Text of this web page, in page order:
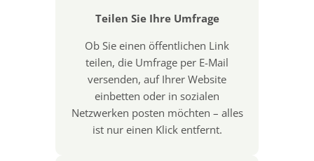
Teilen Sie Ihre Umfrage
Ob Sie einen öffentlichen Link
teilen, die Umfrage per E-Mail
versenden, auf Ihrer Website
einbetten oder in sozialen
Netzwerken posten möchten – alles
ist nur einen Klick entfernt.